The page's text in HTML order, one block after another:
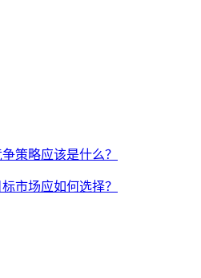
策略应该是什么？
市场应如何选择？